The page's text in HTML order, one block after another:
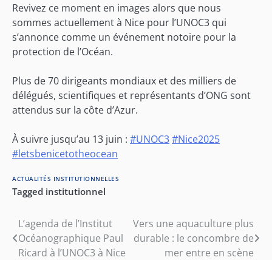
Revivez ce moment en images alors que nous
sommes actuellement à Nice pour l’UNOC3 qui
s’annonce comme un événement notoire pour la
protection de l’Océan.
Plus de 70 dirigeants mondiaux et des milliers de
délégués, scientifiques et représentants d’ONG sont
attendus sur la côte d’Azur.
À suivre jusqu’au 13 juin : #UNOC3#Nice2025
#letsbenicetotheocean
ACTUALITÉS INSTITUTIONNELLES
Tagged institutionnel
Navigation
de
L’agenda de l’Institut
Océanographique Paul
Ricard à l’UNOC3 à Nice
Vers une aquaculture plus
durable : le concombre de
mer entre en scène